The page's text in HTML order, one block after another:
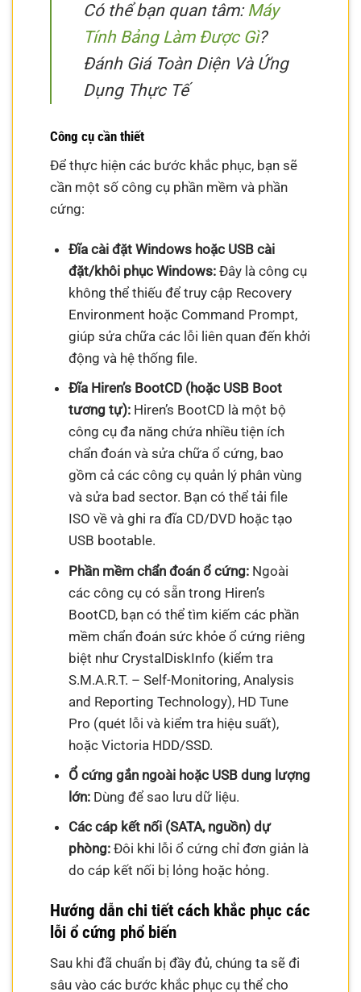
Có thể bạn quan tâm:Máy
Tính Bảng Làm Được Gì?
Đánh Giá Toàn Diện Và Ứng
Dụng Thực Tế
Công cụ cần thiết
Để thực hiện các bước khắc phục, bạn sẽ
cần một số công cụ phần mềm và phần
cứng:
Đĩa cài đặt Windows hoặc USB cài
đặt/khôi phục Windows:Đây là công cụ
không thể thiếu để truy cập Recovery
Environment hoặc Command Prompt,
giúp sửa chữa các lỗi liên quan đến khởi
động và hệ thống file.
Đĩa Hiren’s BootCD (hoặc USB Boot
tương tự):Hiren’s BootCD là một bộ
công cụ đa năng chứa nhiều tiện ích
chẩn đoán và sửa chữa ổ cứng, bao
gồm cả các công cụ quản lý phân vùng
và sửa bad sector. Bạn có thể tải file
ISO về và ghi ra đĩa CD/DVD hoặc tạo
USB bootable.
Phần mềm chẩn đoán ổ cứng:Ngoài
các công cụ có sẵn trong Hiren’s
BootCD, bạn có thể tìm kiếm các phần
mềm chẩn đoán sức khỏe ổ cứng riêng
biệt như CrystalDiskInfo (kiểm tra
S.M.A.R.T. – Self-Monitoring, Analysis
and Reporting Technology), HD Tune
Pro (quét lỗi và kiểm tra hiệu suất),
hoặc Victoria HDD/SSD.
Ổ cứng gắn ngoài hoặc USB dung lượng
lớn:Dùng để sao lưu dữ liệu.
Các cáp kết nối (SATA, nguồn) dự
phòng:Đôi khi lỗi ổ cứng chỉ đơn giản là
do cáp kết nối bị lỏng hoặc hỏng.
Hướng dẫn chi tiết cách khắc phục các
lỗi ổ cứng phổ biến
Sau khi đã chuẩn bị đầy đủ, chúng ta sẽ đi
sâu vào các bước khắc phục cụ thể cho